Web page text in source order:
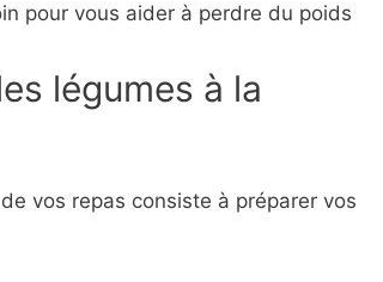
pour vous aider à perdre du poids
légumes à la
vos repas consiste à préparer vos